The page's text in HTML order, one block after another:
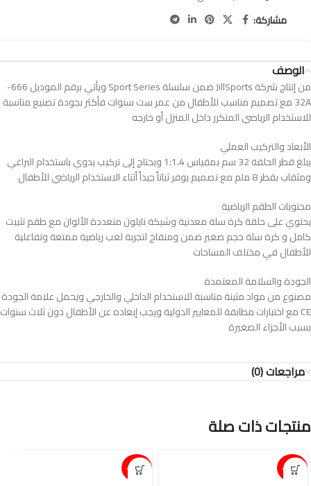
مشاركة:
الوصف
من إنتاج شركة JillSports ضمن سلسلة Sport Series ويأتي برقم الموديل 666-
32A مع تصميم مناسب للأطفال من عمر ست سنوات فأكثر بجودة تصنيع مناسبة
للاستخدام الرياضي المتكرر داخل المنزل أو خارجه
الأبعاد والتركيب العملي
يبلغ قطر الحلقة 32 سم بمقياس 1:1.4 ويحتاج إلى تركيب يدوي باستخدام البراغي
ومثقاب بقطر 8 ملم مع تصميم يوفر ثباتاً جيداً أثناء الاستخدام الرياضي للأطفال
محتويات الطقم الرياضية
يحتوي على حلقة كرة سلة معدنية وشبكة نايلون متعددة الألوان مع طقم تثبيت
كامل و كرة سلة حجم صغير ضمن ومنفاخ لتجربة لعب رياضية ممتعة وتفاعلية
للأطفال في مختلف المساحات
الجودة والسلامة المعتمدة
مصنوع من مواد متينة مناسبة للاستخدام الداخلي والخارجي ويحمل علامة الجودة
CE مع اختبارات مطابقة للمعايير الدولية ويجب إبعاده عن الأطفال دون ثلاث سنوات
بسبب الأجزاء الصغيرة
مراجعات (0)
منتجات ذات صلة
15%-
15%-